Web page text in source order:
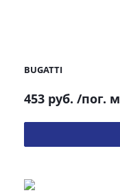
BUGATTI
453 руб. /пог. м